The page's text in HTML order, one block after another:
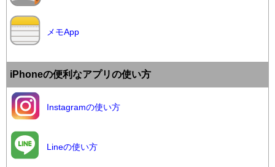
メモApp
iPhoneの便利なアプリの使い方
Instagramの使い方
Lineの使い方